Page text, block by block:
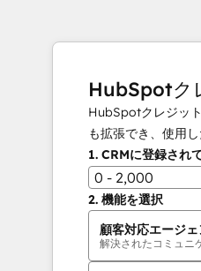
HubSpotク
HubSpotクレジッ
も拡張でき、使用
1. CRMに登録され
0 - 2,000
2. 機能を選択
顧客対応エージェ
解決されたコミュニ